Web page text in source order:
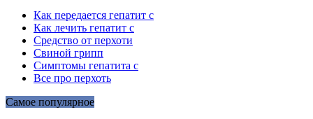
Как передается гепатит с
Как лечить гепатит с
Средство от перхоти
Свиной грипп
Симптомы гепатита с
Все про перхоть
Самое популярное